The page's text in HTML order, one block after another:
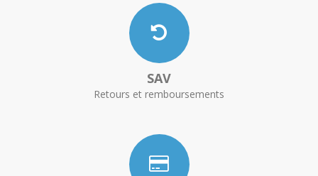
SAV
Retours et remboursements